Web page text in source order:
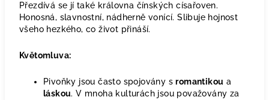
Přezdívá se jí také královna čínských císařoven.
Honosná, slavnostní, nádherně vonící. Slibuje hojnost
všeho hezkého, co život přináší.
Květomluva:
Pivoňky jsou často spojovány sromantikou a
láskou. V mnoha kulturách jsou považovány za